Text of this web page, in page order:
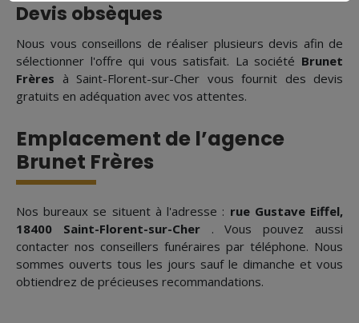
Devis obsèques
Nous vous conseillons de réaliser plusieurs devis afin de
sélectionner l'offre qui vous satisfait. La société Brunet
Frères à Saint-Florent-sur-Cher vous fournit des devis
gratuits en adéquation avec vos attentes.
Emplacement de l’agence
Brunet Frères
Nos bureaux se situent à l'adresse : rue Gustave Eiffel,
18400 Saint-Florent-sur-Cher. Vous pouvez aussi
contacter nos conseillers funéraires par téléphone. Nous
sommes ouverts tous les jours sauf le dimanche et vous
obtiendrez de précieuses recommandations.